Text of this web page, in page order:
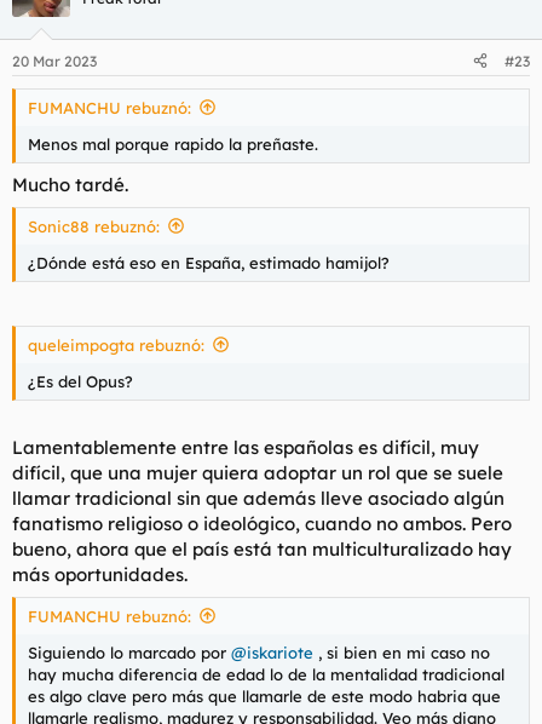
i
e
s
20 Mar 2023 #23
FUMANCHU rebuznó:
Menos mal porque rapido la preñaste.
Mucho tardé.
Sonic88 rebuznó:
¿Dónde está eso en España, estimado hamijol?
queleimpogta rebuznó:
¿Es del Opus?
Lamentablemente entre las españolas es difícil, muy
difícil, que una mujer quiera adoptar un rol que se suele
llamar tradicional sin que además lleve asociado algún
fanatismo religioso o ideológico, cuando no ambos. Pero
bueno, ahora que el país está tan multiculturalizado hay
más oportunidades.
FUMANCHU rebuznó:
Siguiendo lo marcado por @iskariote , si bien en mi caso no
hay mucha diferencia de edad lo de la mentalidad tradicional
es algo clave pero más que llamarle de este modo habria que
llamarle realismo, madurez y responsabilidad. Veo más digno